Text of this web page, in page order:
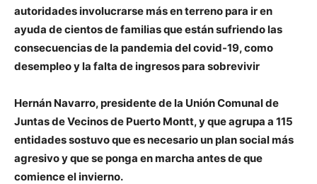
autoridades involucrarse más en terreno para ir en
ayuda de cientos de familias que están sufriendo las
consecuencias de la pandemia del covid-19, como
desempleo y la falta de ingresos para sobrevivir
Hernán Navarro, presidente de la Unión Comunal de
Juntas de Vecinos de Puerto Montt, y que agrupa a 115
entidades sostuvo que es necesario un plan social más
agresivo y que se ponga en marcha antes de que
comience el invierno.